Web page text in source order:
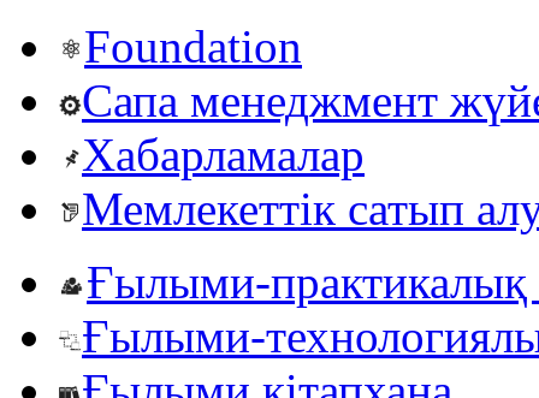
Foundation
Сапа менеджмент
Хабарламалар
Мемлекеттік сатып
Ғылыми-практикалық
Ғылыми-